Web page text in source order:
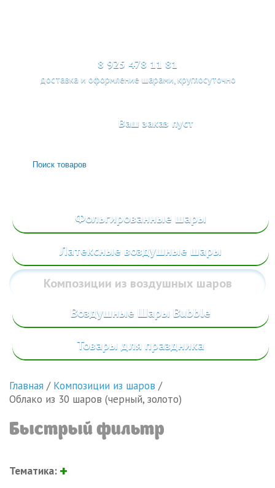
8 925 478 11 81
доставка и оформление шарами, круглосуточно
Ваш заказ пуст
Фольгированные шары
Латексные воздушные шары
Композиции из воздушных шаров
Воздушные Шары Bubble
Товары для праздника
Главная / Композиции из шаров /
Облако из 30 шаров (черный, золото)
Быстрый фильтр
Тематика: